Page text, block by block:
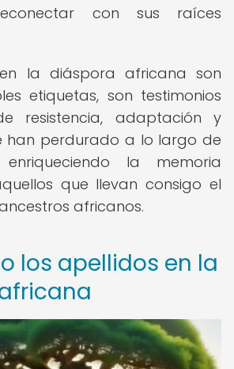
con sus raíces
la diáspora africana son
etiquetas, son testimonios
resistencia, adaptación y
han perdurado a lo largo de
enriqueciendo la memoria
que llevan consigo el
africanos.
los apellidos en la